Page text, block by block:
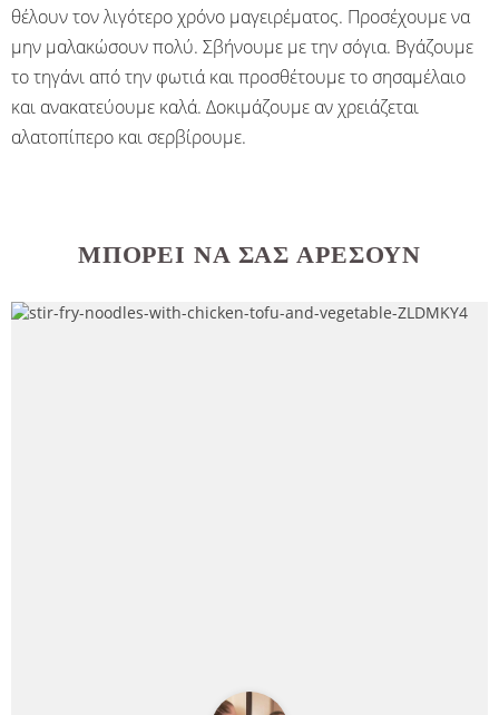
θέλουν τον λιγότερο χρόνο μαγειρέματος. Προσέχουμε να
μην μαλακώσουν πολύ. Σβήνουμε με την σόγια. Βγάζουμε
το τηγάνι από την φωτιά και προσθέτουμε το σησαμέλαιο
και ανακατεύουμε καλά. Δοκιμάζουμε αν χρειάζεται
αλατοπίπερο και σερβίρουμε.
ΜΠΟΡΕΊ ΝΑ ΣΑΣ ΑΡΈΣΟΥΝ